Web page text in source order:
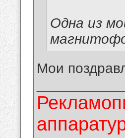
Одна из
Мои